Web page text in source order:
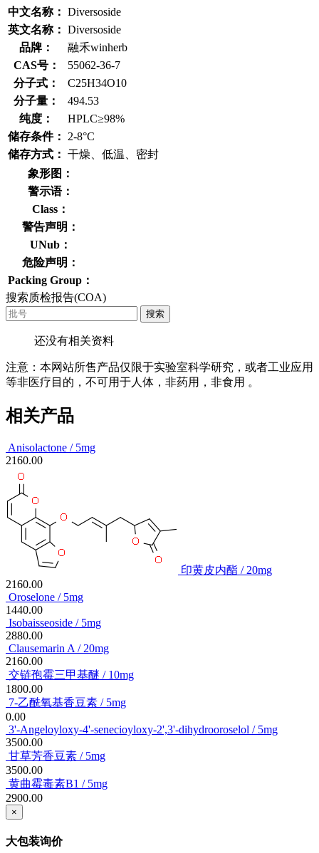
中文名称： Diversoside
英文名称： Diversoside
品牌：
融禾winherb
CAS号：
55062-36-7
分子式：
C25H34O10
分子量：
494.53
纯度：
HPLC≥98%
储存条件：
2-8°C
储存方式： 干燥、低温、密封
象形图：
警示语：
Class：
警告声明：
UNub：
危险声明：
Packing Group：
搜索质检报告(COA)
搜索
还没有相关资料
注意：本网站所售产品仅限于实验室科学研究，或者工业应用
等非医疗目的，不可用于人体，非药用，非食用 。
相关产品
Anisolactone / 5mg
2160.00
印黄皮内酯 / 20mg
2160.00
Oroselone / 5mg
1440.00
Isobaisseoside / 5mg
2880.00
Clausemarin A / 20mg
2160.00
交链孢霉三甲基醚 / 10mg
1800.00
7-乙酰氧基香豆素 / 5mg
0.00
3'-Angeloyloxy-4'-senecioyloxy-2',3'-dihydrooroselol / 5mg
3500.00
甘草芳香豆素 / 5mg
3500.00
黄曲霉毒素B1 / 5mg
2900.00
×
大包装询价